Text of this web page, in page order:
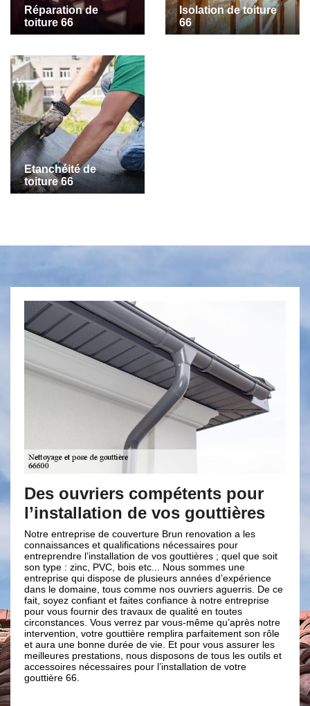
Réparation de
toiture 66
Isolation de toiture
66
Etanchéité de
toiture 66
compétents pour
de vos gouttières
de couverture Brun renovation a les
et qualifications nécessaires pour
l’installation de vos gouttières ; quel que soit
PVC, bois etc... Nous sommes une
qui dispose de plusieurs années d’expérience
tous comme nos ouvriers aguerris. De ce
confiant et faites confiance à notre entreprise
fournir des travaux de qualité en toutes
Vous verrez par vous-même qu’après notre
votre gouttière remplira parfaitement son rôle
bonne durée de vie. Et pour vous assurer les
prestations, nous disposons de tous les outils et
nécessaires pour l’installation de votre
Différents
votre
Afin de faciliter le
de Rivesaltes
divers accessoires
intervenir par vous-
divers accessoires
permettant de
branches, feuilles
de boucher votre
eaux de pluie), le
dépôts de feuilles
de votre
considérablement
conduit (renforce
accessoires sont à
pour vous installer
contacter notre